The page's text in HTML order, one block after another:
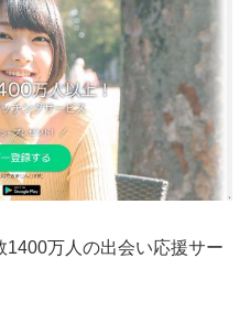
万人の出会い応援サー